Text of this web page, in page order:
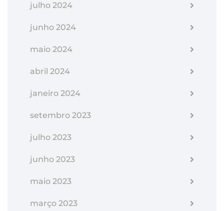
julho 2024
junho 2024
maio 2024
abril 2024
janeiro 2024
setembro 2023
julho 2023
junho 2023
maio 2023
março 2023